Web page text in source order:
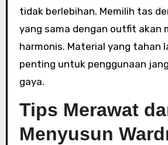
tidak berlebihan. Memilih tas
yang sama dengan outfit akan
harmonis. Material yang tahan
penting untuk penggunaan
gaya.
Tips Merawat
Menyusun